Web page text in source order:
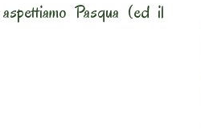
Pasqua (ed il